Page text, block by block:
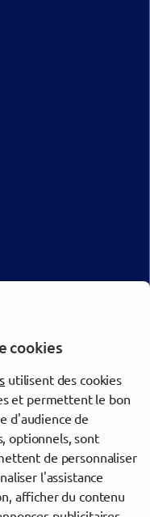
cookies
utilisent des cookies
et permettent le bon
d'audience de
optionnels, sont
de personnaliser
l'assistance
afficher du contenu